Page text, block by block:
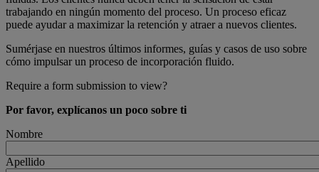
trabajando en ningún momento del proceso. Un proceso eficaz
puede ayudar a maximizar la retención y atraer a nuevos clientes.
Sumérjase en nuestros últimos informes, guías y casos de uso sobre
cómo impulsar un proceso de incorporación fluido.
Require a form submission to view?
Por favor, explícanos un poco sobre ti
Nombre
Apellido